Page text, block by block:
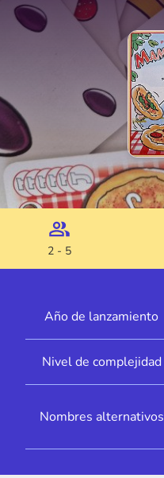
2 - 5
Año de lanzamiento
Nivel de complejidad
Nombres alternativos